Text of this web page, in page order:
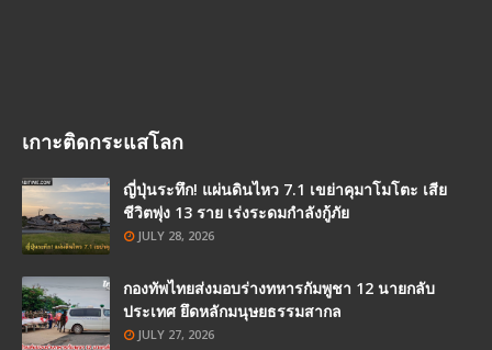
เกาะติดกระแสโลก
ญี่ปุ่นระทึก! แผ่นดินไหว 7.1 เขย่าคุมาโมโตะ เสีย
ชีวิตพุ่ง 13 ราย เร่งระดมกำลังกู้ภัย
JULY 28, 2026
กองทัพไทยส่งมอบร่างทหารกัมพูชา 12 นายกลับ
ประเทศ ยึดหลักมนุษยธรรมสากล
JULY 27, 2026